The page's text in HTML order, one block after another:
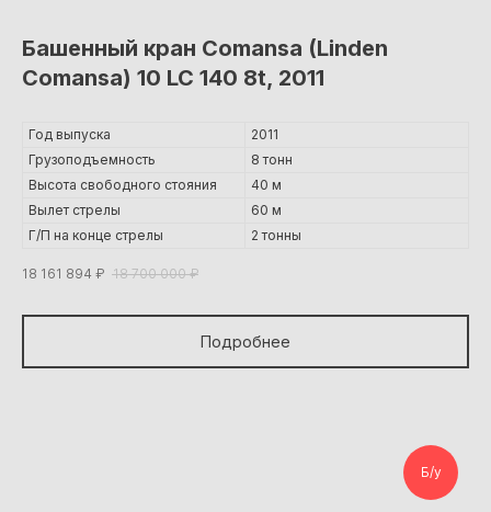
Башенный кран Comansa (Linden
Comansa) 10 LC 140 8t, 2011
Год выпуска
2011
Грузоподъемность
8 тонн
Высота свободного стояния
40 м
Вылет стрелы
60 м
Г/П на конце стрелы
2 тонны
18 161 894 ₽ 18 700 000 ₽
Подробнее
Б/у